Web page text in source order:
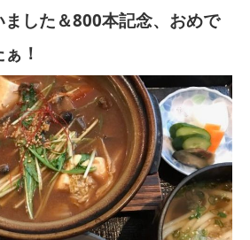
した＆800本記念、おめで
！